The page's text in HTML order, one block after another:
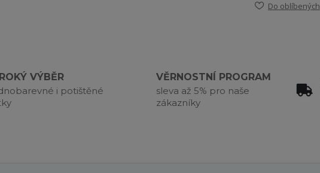
Do oblíbených
VÝBĚR
i potištěné
VĚRNOSTNÍ PROGRAM
sleva až 5% pro naše
zákazníky